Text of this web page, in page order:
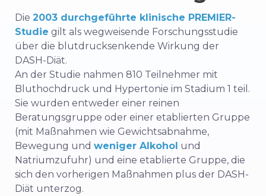
Die 2003 durchgeführte klinische PREMIER-
Studie gilt als wegweisende Forschungsstudie
über die blutdrucksenkende Wirkung der
DASH-Diät.
An der Studie nahmen 810 Teilnehmer mit
Bluthochdruck und Hypertonie im Stadium 1 teil.
Sie wurden entweder einer reinen
Beratungsgruppe oder einer etablierten Gruppe
(mit Maßnahmen wie Gewichtsabnahme,
Bewegung und weniger Alkohol und
Natriumzufuhr) und eine etablierte Gruppe, die
sich den vorherigen Maßnahmen plus der DASH-
Diät unterzog.